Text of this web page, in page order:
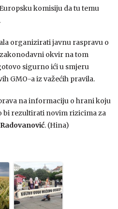
komisiju da tu temu
organizirati javnu raspravu o
okvir na tom
sigurno ići u smjeru
GMO-a iz važećih pravila.
na informaciju o hrani koju
bi rezultirati novim rizicima za
Radovanović. (Hina)